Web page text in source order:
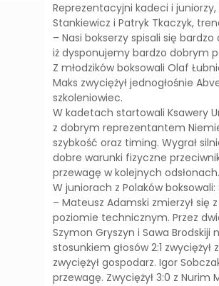
Reprezentacyjni kadeci i
Stankiewicz i Patryk Tkaczyk,
– Nasi bokserzy spisali się
iż dysponujemy bardzo dobrym
Z młodzików boksowali Olaf
Maks zwyciężył jednogłośnie
szkoleniowiec.
W kadetach startowali Ksawery
z dobrym reprezentantem
szybkość oraz timing. Wygrał
dobre warunki fizyczne
przewagę w kolejnych
W juniorach z Polaków
– Mateusz Adamski zmierzył
poziomie technicznym. Przez
Szymon Gryszyn i Sawa
stosunkiem głosów 2:1
zwyciężył gospodarz. Igor
przewagę. Zwyciężył 3:0 z